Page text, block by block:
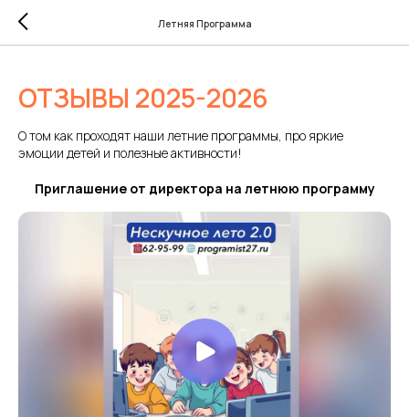
Летняя Программа
ОТЗЫВЫ 2025-2026
О том как проходят наши летние программы, про яркие
эмоции детей и полезные активности!
Приглашение от директора на летнюю программу